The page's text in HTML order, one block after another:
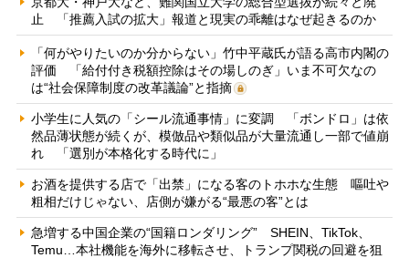
止 「推薦入試の拡大」報道と現実の乖離はなぜ起きるのか
「何がやりたいのか分からない」竹中平蔵氏が語る高市内閣の
評価 「給付付き税額控除はその場しのぎ」いま不可欠なの
は“社会保障制度の改革議論”と指摘
小学生に人気の「シール流通事情」に変調 「ボンドロ」は依
然品薄状態が続くが、模倣品や類似品が大量流通し一部で値崩
れ 「選別が本格化する時代に」
お酒を提供する店で「出禁」になる客のトホホな生態 嘔吐や
粗相だけじゃない、店側が嫌がる“最悪の客”とは
急増する中国企業の“国籍ロンダリング” SHEIN、TikTok、
Temu…本社機能を海外に移転させ、トランプ関税の回避を狙